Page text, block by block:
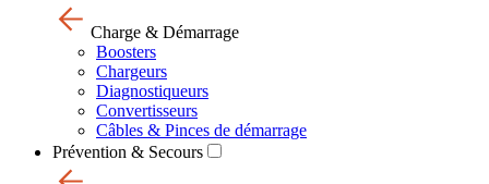
Charge & Démarrage
Boosters
Chargeurs
Diagnostiqueurs
Convertisseurs
Câbles & Pinces de démarrage
Prévention & Secours